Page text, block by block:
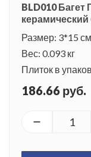
BLD010
Размер: 3*15 см
Вес: 0.093 кг
Плиток в
186.66 руб.